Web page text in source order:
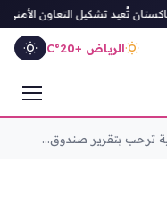
تُعيد تشكيل التعاون الأمني
الرياض +20°C
ترحب بتقرير صندوق...